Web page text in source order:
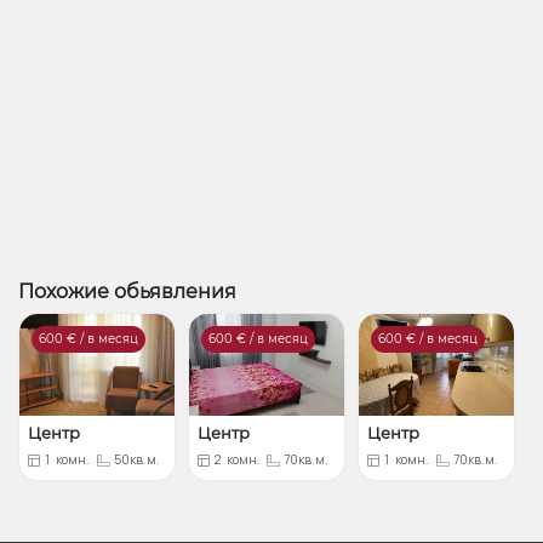
Похожие обьявления
600 € / в месяц
Центр
1 комн. 50кв.м.
600 € / в месяц
Центр
2 комн. 70кв.м.
600 € / в месяц
Центр
1 комн. 70кв.м.